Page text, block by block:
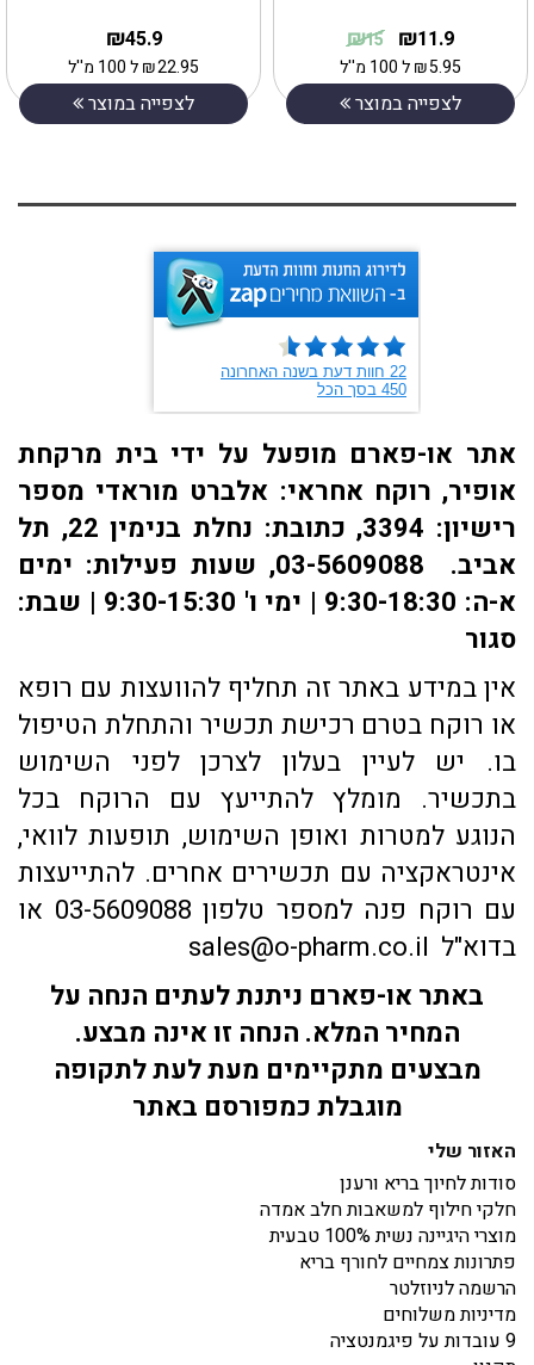
45.9
₪
22.95
₪ל 100 מ''ל
לצפייה במוצר
11.9
₪
15
₪
5.95
₪ל 100 מ''ל
לצפייה במוצר
אתר או-פארם מופעל על ידי בית מרקחת
אופיר, רוקח אחראי: אלברט מוראדי מספר
רישיון: 3394, כתובת: ​נחלת בנימין 22, תל
אביב. 03-5609088, שעות פעילות: ימים
א-ה: 9:30-18:30 | ימי ו' 9:30-15:30 | שבת:
סגור
אין במידע באתר זה תחליף להוועצות עם רופא
או רוקח בטרם רכישת תכשיר והתחלת הטיפול
בו. יש לעיין בעלון לצרכן לפני השימוש
בתכשיר. מומלץ להתייעץ עם הרוקח בכל
הנוגע למטרות ואופן השימוש, תופעות לוואי,
אינטראקציה עם תכשירים אחרים. להתייעצות
עם רוקח פנה למספר טלפון 03-5609088 או
בדוא"ל sales@o-pharm.co.il
באתר או-פארם ניתנת לעתים הנחה על
המחיר המלא. הנחה זו אינה מבצע.
מבצעים מתקיימים מעת לעת לתקופה
מוגבלת כמפורסם באתר
האזור שלי
סודות לחיוך בריא ורענן
חלקי חילוף למשאבות חלב אמדה
מוצרי היגיינה נשית 100% טבעית
פתרונות צמחיים לחורף בריא
הרשמה לניוזלטר
מדיניות משלוחים
9 עובדות על פיגמנטציה